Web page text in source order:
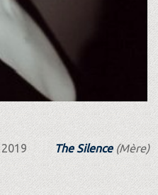
2019 The Silence(Mère)